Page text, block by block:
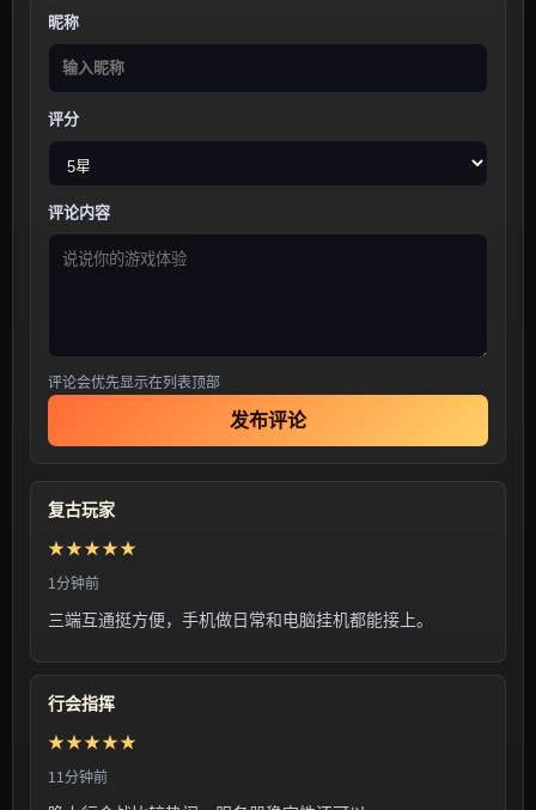
昵称
评分
评论内容
评论会优先显示在列表顶部
发布评论
复古玩家
★★★★★
1分钟前
三端互通挺方便，手机做日常和电脑挂机都能接上。
行会指挥
★★★★★
11分钟前